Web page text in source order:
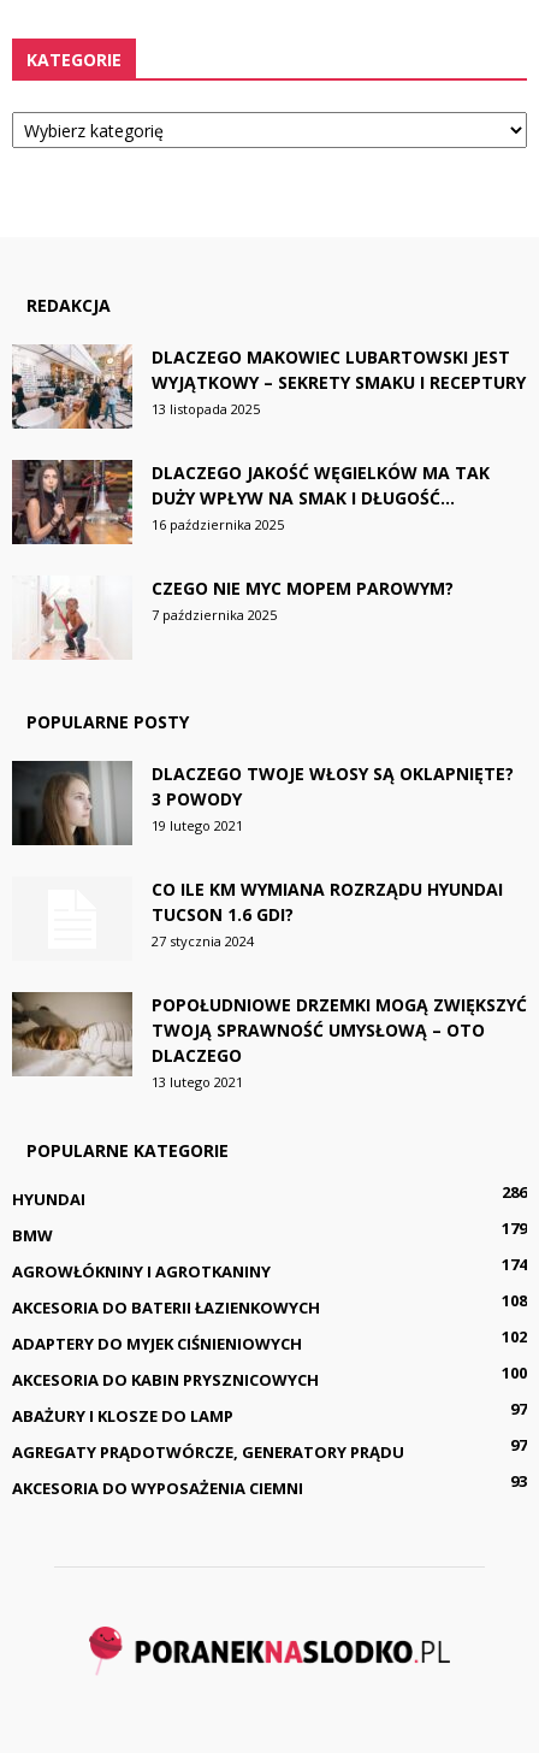
KATEGORIE
Kategorie
REDAKCJA
DLACZEGO MAKOWIEC LUBARTOWSKI JEST
WYJĄTKOWY – SEKRETY SMAKU I RECEPTURY
13 listopada 2025
DLACZEGO JAKOŚĆ WĘGIELKÓW MA TAK
DUŻY WPŁYW NA SMAK I DŁUGOŚĆ...
16 października 2025
CZEGO NIE MYC MOPEM PAROWYM?
7 października 2025
POPULARNE POSTY
DLACZEGO TWOJE WŁOSY SĄ OKLAPNIĘTE?
3 POWODY
19 lutego 2021
CO ILE KM WYMIANA ROZRZĄDU HYUNDAI
TUCSON 1.6 GDI?
27 stycznia 2024
POPOŁUDNIOWE DRZEMKI MOGĄ ZWIĘKSZYĆ
TWOJĄ SPRAWNOŚĆ UMYSŁOWĄ – OTO
DLACZEGO
13 lutego 2021
POPULARNE KATEGORIE
HYUNDAI
286
BMW
179
AGROWŁÓKNINY I AGROTKANINY
174
AKCESORIA DO BATERII ŁAZIENKOWYCH
108
ADAPTERY DO MYJEK CIŚNIENIOWYCH
102
AKCESORIA DO KABIN PRYSZNICOWYCH
100
ABAŻURY I KLOSZE DO LAMP
97
AGREGATY PRĄDOTWÓRCZE, GENERATORY PRĄDU
97
AKCESORIA DO WYPOSAŻENIA CIEMNI
93